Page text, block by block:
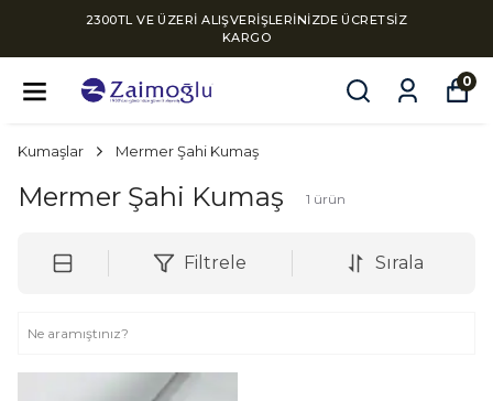
2300TL VE ÜZERİ ALIŞVERİŞLERİNİZDE ÜCRETSİZ
KARGO
0
Kumaşlar Mermer Şahi Kumaş
Mermer Şahi Kumaş 1 ürün
Filtrele Sırala